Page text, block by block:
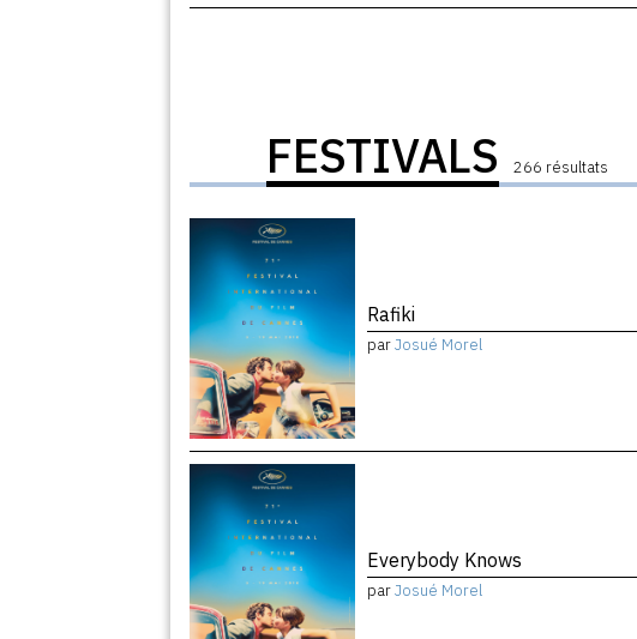
FESTIVALS 266 résultats
Rafiki
parJosué Morel
Everybody Knows
parJosué Morel